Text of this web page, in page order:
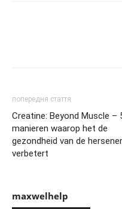
попередня стаття
Creatine: Beyond Muscle –
manieren waarop het de
gezondheid van de
verbetert
maxwelhelp